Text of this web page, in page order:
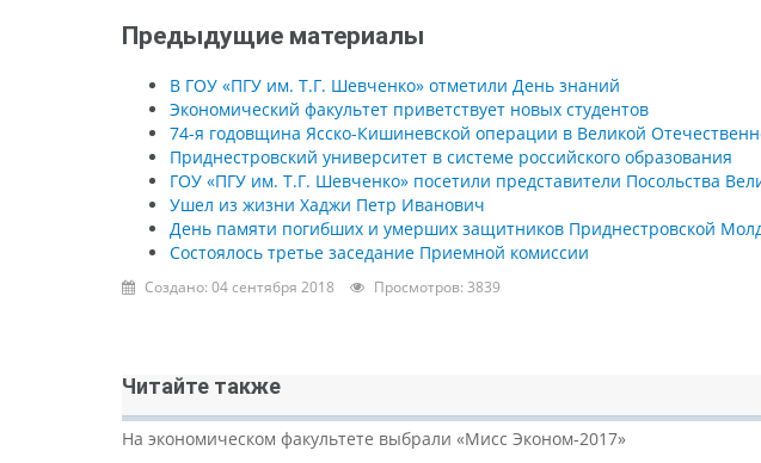
Предыдущие материалы
В ГОУ «ПГУ им. Т.Г. Шевченко» отметили День знаний
Экономический факультет приветствует новых студентов
74-я годовщина Ясско-Кишиневской операции в Великой
Приднестровский университет в системе российского образования
ГОУ «ПГУ им. Т.Г. Шевченко» посетили представители Посольства
Ушел из жизни Хаджи Петр Иванович
День памяти погибших и умерших защитников Приднестровской
Состоялось третье заседание Приемной комиссии
Создано: 04 сентября 2018 Просмотров: 3839
Читайте также
На экономическом факультете выбрали «Мисс Эконом-2017»